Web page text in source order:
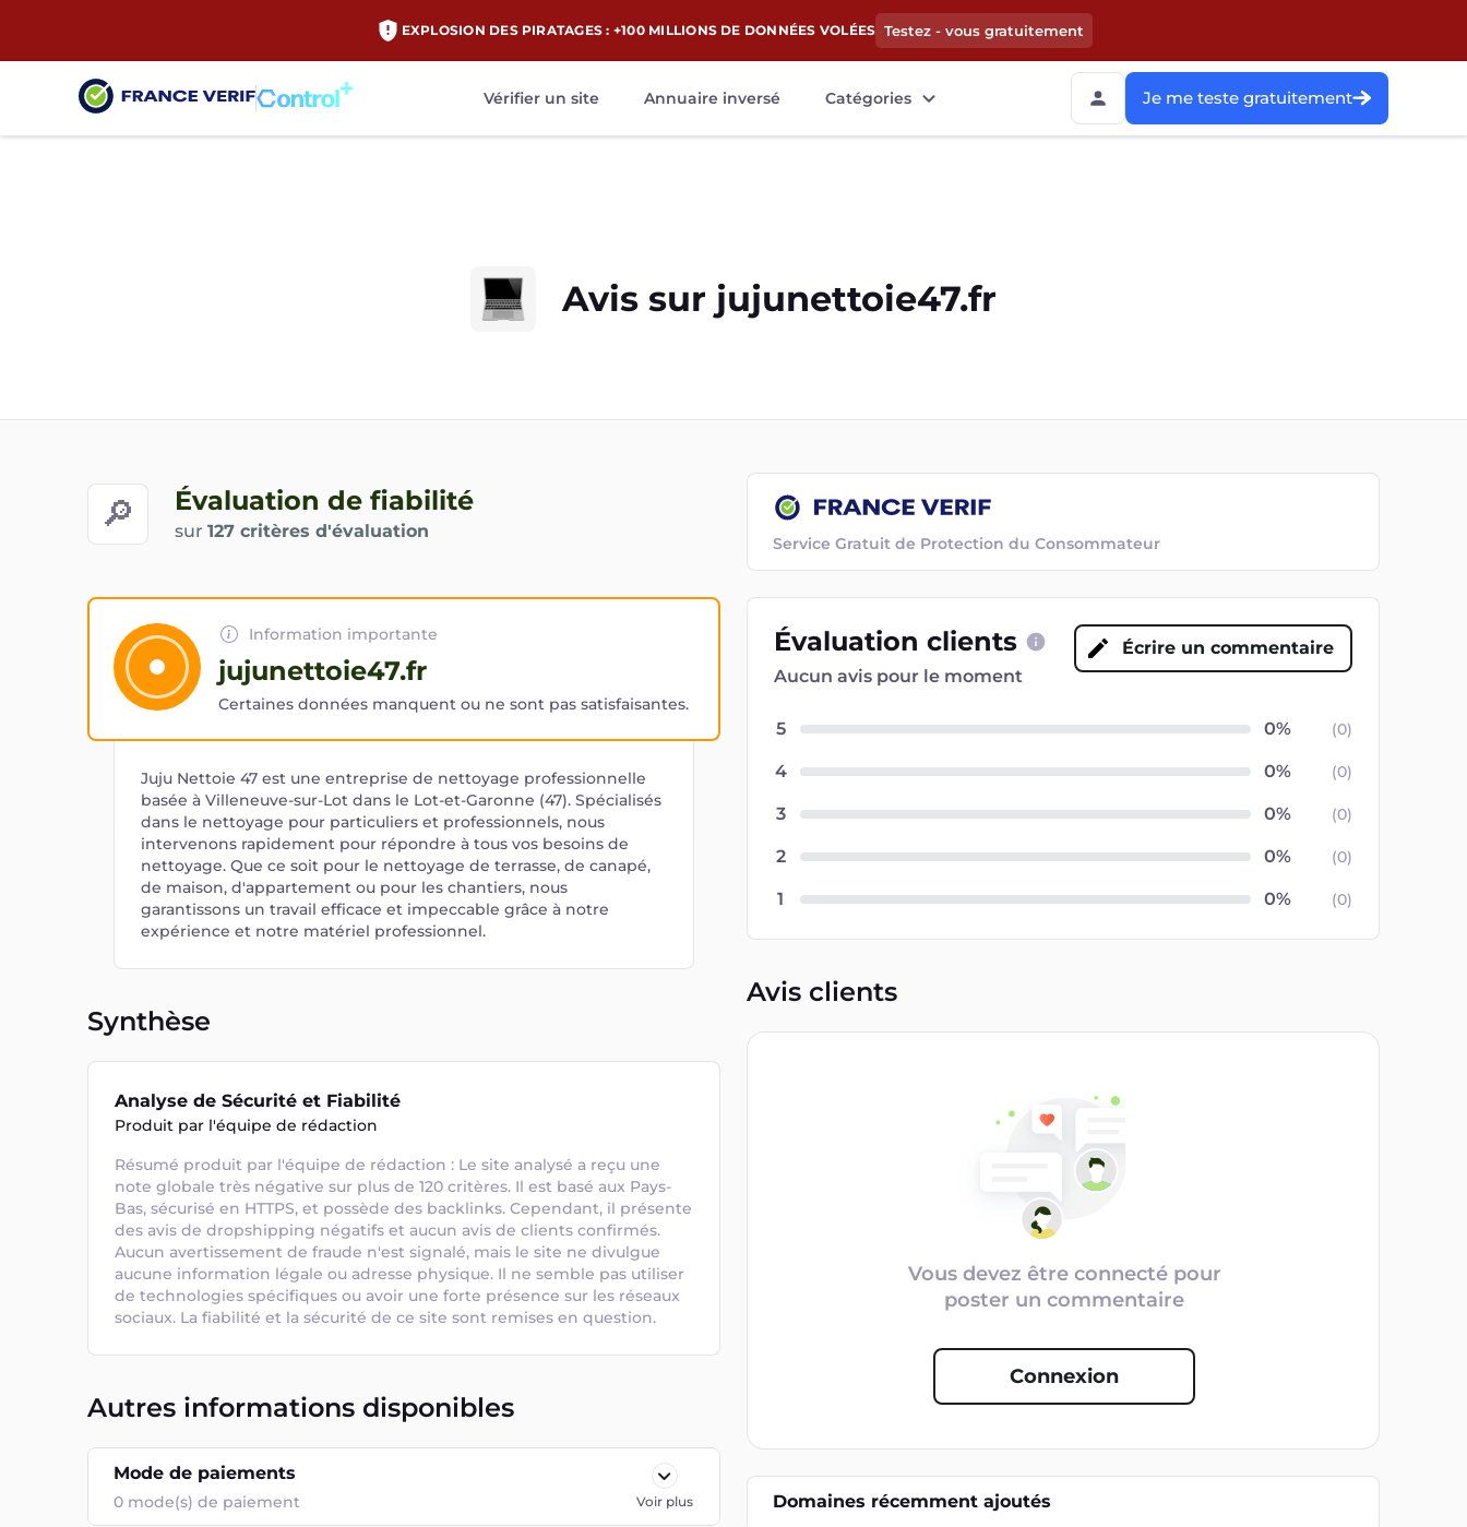
EXPLOSION DES PIRATAGES : +100 MILLIONS DE DONNÉES VOLÉES Testez - vous gratuitement
Vérifier un site Annuaire inversé Catégories Je me teste gratuitement
Avis sur jujunettoie47.fr
🔎 Évaluation de fiabilité
sur 127 critères d'évaluation
Service Gratuit de Protection du Consommateur
Information importante
jujunettoie47.fr
Certaines données manquent ou ne sont pas satisfaisantes.
Juju Nettoie 47 est une entreprise de nettoyage professionnelle
basée à Villeneuve-sur-Lot dans le Lot-et-Garonne (47). Spécialisés
dans le nettoyage pour particuliers et professionnels, nous
intervenons rapidement pour répondre à tous vos besoins de
nettoyage. Que ce soit pour le nettoyage de terrasse, de canapé,
de maison, d'appartement ou pour les chantiers, nous
garantissons un travail efficace et impeccable grâce à notre
expérience et notre matériel professionnel.
Synthèse
Analyse de Sécurité et Fiabilité
Produit par l'équipe de rédaction
Résumé produit par l'équipe de rédaction : Le site analysé a reçu une
note globale très négative sur plus de 120 critères. Il est basé aux Pays-
Bas, sécurisé en HTTPS, et possède des backlinks. Cependant, il présente
des avis de dropshipping négatifs et aucun avis de clients confirmés.
Aucun avertissement de fraude n'est signalé, mais le site ne divulgue
aucune information légale ou adresse physique. Il ne semble pas utiliser
de technologies spécifiques ou avoir une forte présence sur les réseaux
sociaux. La fiabilité et la sécurité de ce site sont remises en question.
Autres informations disponibles
Mode de paiements
0 mode(s) de paiement Voir plus
Évaluation clients
Aucun avis pour le moment
Écrire un commentaire
5 (0)
4 (0)
3 (0)
2 (0)
1 (0)
Avis clients
Vous devez être connecté pour
poster un commentaire
Connexion
Domaines récemment ajoutés